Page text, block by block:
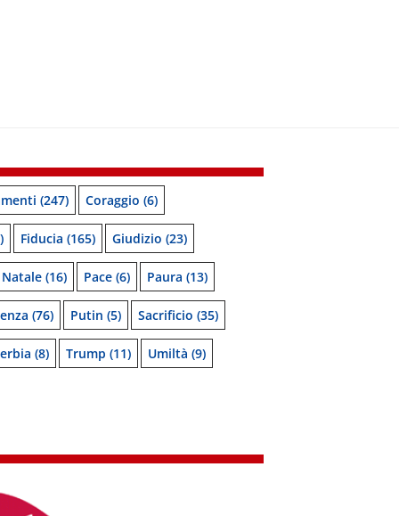
(247) Coraggio (6)
Fiducia (165) Giudizio (23)
Natale (16) Pace (6) Paura (13)
(76) Putin (5) Sacrificio (35)
(8) Trump (11) Umiltà (9)